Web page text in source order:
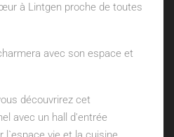
à Lintgen proche de toutes
avec son espace et
découvrirez cet
avec un hall d'entrée